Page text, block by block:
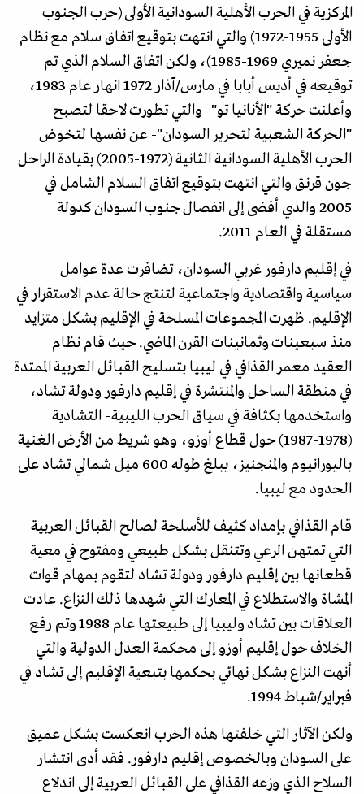
المركزية في الحرب الأهلية السودانية الأولى (حرب الجنوب
الأولى 1955-1972) والتي انتهت بتوقيع اتفاق سلام مع نظام
جعفر نميري 1969-1985)، ولكن اتفاق السلام الذي تم
توقيعه في أديس أبابا في مارس/آذار 1972 انهار عام 1983،
وأعلنت حركة "الأنانيا تو"- والتي تطورت لاحقا لتصبح
"الحركة الشعبية لتحرير السودان"- عن نفسها لتخوض
الحرب الأهلية السودانية الثانية (1972-2005) بقيادة الراحل
جون قرنق والتي انتهت بتوقيع اتفاق السلام الشامل في
2005 والذي أفضى إلى انفصال جنوب السودان كدولة
مستقلة في العام 2011.
في إقليم دارفور غربي السودان، تضافرت عدة عوامل
سياسية واقتصادية واجتماعية لتنتج حالة عدم الاستقرار في
الإقليم. ظهرت المجموعات المسلحة في الإقليم بشكل متزايد
منذ سبعينات وثمانينات القرن الماضي. حيث قام نظام
العقيد معمر القذافي في ليبيا بتسليح القبائل العربية الممتدة
في منطقة الساحل والمنتشرة في إقليم دارفور ودولة تشاد،
واستخدمها بكثافة في سياق الحرب الليبية– التشادية
(1978-1987) حول قطاع أوزو، وهو شريط من الأرض الغنية
باليورانيوم والمنجنيز، يبلغ طوله 600 ميل شمالي تشاد على
الحدود مع ليبيا.
قام القذافي بإمداد كثيف للأسلحة لصالح القبائل العربية
التي تمتهن الرعي وتتنقل بشكل طبيعي ومفتوح في معية
قطعانها بين إقليم دارفور ودولة تشاد لتقوم بمهام قوات
المشاة والاستطلاع في المعارك التي شهدها ذلك النزاع. عادت
العلاقات بين تشاد وليبيا إلى طبيعتها عام 1988 وتم رفع
الخلاف حول إقليم أوزو إلى محكمة العدل الدولية والتي
أنهت النزاع بشكل نهائي بحكمها بتبعية الإقليم إلى تشاد في
فبراير/شباط 1994.
ولكن الآثار التي خلفتها هذه الحرب انعكست بشكل عميق
على السودان وبالخصوص إقليم دارفور. فقد أدى انتشار
السلاح الذي وزعه القذافي على القبائل العربية إلى اندلاع